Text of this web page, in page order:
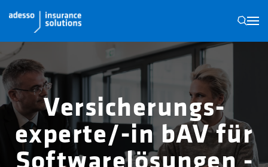
N
Versicherungs­
experte/-in bAV für